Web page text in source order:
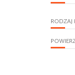
RODZAJ